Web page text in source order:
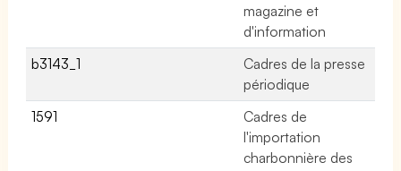
magazine et
d'information
b3143_1
Cadres de la presse
périodique
1591
Cadres de
l'importation
charbonnière des